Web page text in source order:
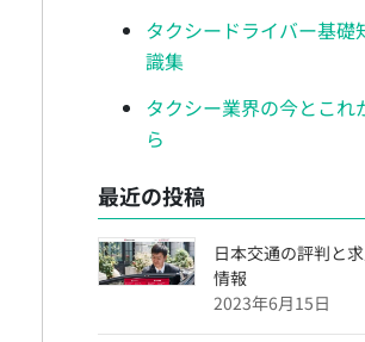
タクシードライバー基礎
識集
タクシー業界の今とこれ
ら
最近の投稿
日本交通の評判と
情報
2023年6月15日